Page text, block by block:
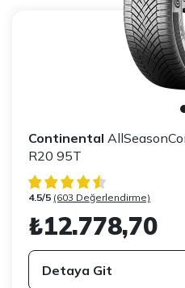
Continental
R20 95T
4.5/5 (603 Değerlendirme)
₺12.778,70
Detaya Git